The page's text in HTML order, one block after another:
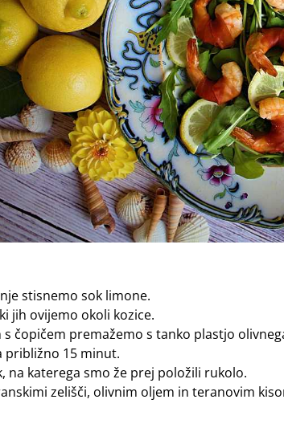
stisnemo sok limone.
jih ovijemo okoli kozice.
čopičem premažemo s tanko plastjo
približno 15 minut.
na katerega smo že prej položili rukolo.
zelišči, olivnim oljem in teranovim